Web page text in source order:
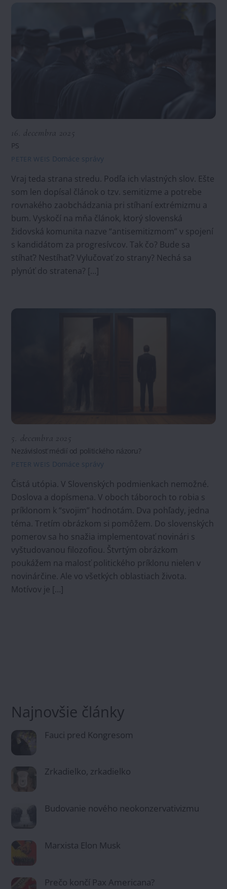
16. decembra 2025
PS
PETER WEIS Domáce správy
Vraj teda strana stredu. Podľa ich vlastných slov. Ešte
som len dopísal článok o tzv. semitizme a potrebe
rovnakého zaobchádzania pri stíhaní extrémizmu a
bum. Vyskočí na mňa článok, ktorý slovenská
židovská komunita nazve “antisemitizmom” v spojení
s kandidátom za progresívcov. Tak čo? Bude sa
stíhať? Nestíhať? Vylučovať zo strany? Nechá sa
plynúť do stratena? […]
5. decembra 2025
Nezávislosť médií od politického názoru?
PETER WEIS Domáce správy
Čistá utópia. V Slovenských podmienkach nemožné.
Doslova a dopísmena. V oboch táboroch to robia s
príklonom k “svojim” hodnotám. Dva pohľady, jedna
téma. Tretím obrázkom si pomôžem. Do slovenských
pomerov sa ho snažia implementovať novinári s
vyštudovanou filozofiou. Štvrtým obrázkom
poukážem na malosť politického príklonu nielen v
novinárčine. Ale vo všetkých oblastiach života.
Motívov je […]
Najnovšie články
Fauci pred Kongresom
Zrkadielko, zrkadielko
Budovanie nového neokonzervativizmu
Marxista Elon Musk
Prečo končí Pax Americana?